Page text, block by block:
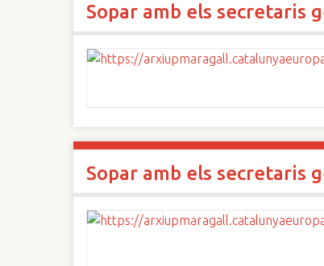
Sopar amb els secretaris
Sopar amb els secretaris